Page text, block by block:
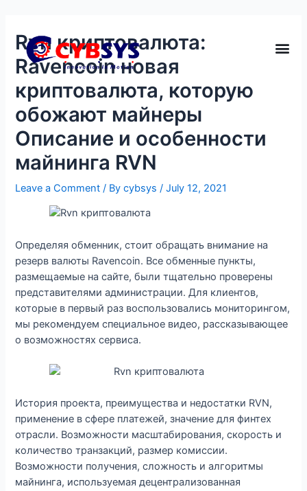
Rvn криптовалюта:
Ravencoin новая
криптовалюта, которую
обожают майнеры
Описание и особенности
майнинга RVN
Leave a Comment / Bycybsys/July 12, 2021
Определяя обменник, стоит обращать внимание на
резерв валюты Ravencoin. Все обменные пункты,
размещаемые на сайте, были тщательно проверены
представителями администрации. Для клиентов,
которые в первый раз воспользовались мониторингом,
мы рекомендуем специальное видео, рассказывающее
о возможностях сервиса.
История проекта, преимущества и недостатки RVN,
применение в сфере платежей, значение для финтех
отрасли. Возможности масштабирования, скорость и
количество транзакций, размер комиссии.
Возможности получения, сложность и алгоритмы
майнинга, используемая децентрализованная